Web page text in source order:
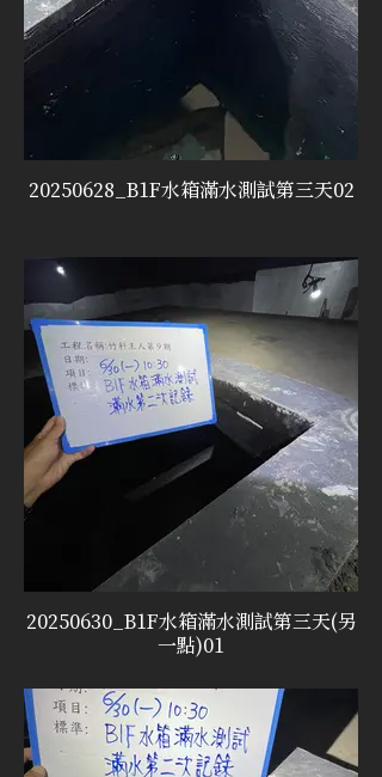
20250628_B1F水箱滿水測試第三天02
20250630_B1F水箱滿水測試第三天(另
一點)01